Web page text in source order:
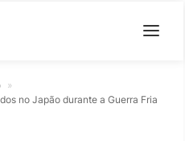
»
no Japão durante a Guerra Fria